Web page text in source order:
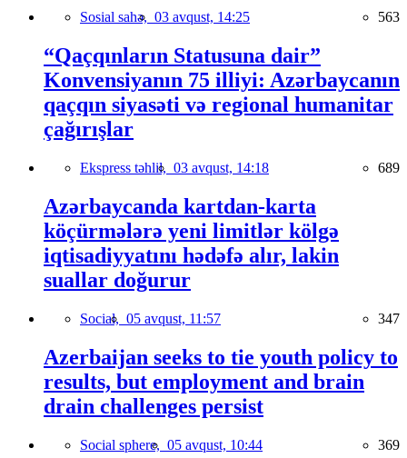
Sosial sahə, 03 avqust, 14:25 563
“Qaçqınların Statusuna dair”
Konvensiyanın 75 illiyi: Azərbaycanın
qaçqın siyasəti və regional humanitar
çağırışlar
Ekspress təhlil, 03 avqust, 14:18 689
Azərbaycanda kartdan-karta
köçürmələrə yeni limitlər kölgə
iqtisadiyyatını hədəfə alır, lakin
suallar doğurur
Social, 05 avqust, 11:57 347
Azerbaijan seeks to tie youth policy to
results, but employment and brain
drain challenges persist
Social sphere, 05 avqust, 10:44 369